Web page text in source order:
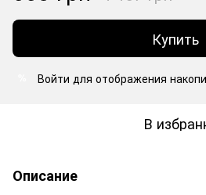
Купить
Войти для отображения
В
Описание